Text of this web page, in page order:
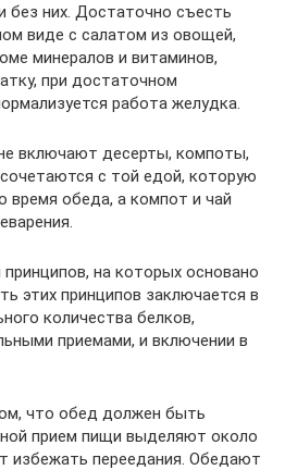
без них. Достаточно съесть
виде с салатом из овощей,
минералов и витаминов,
при достаточном
работа желудка.
включают десерты, компоты,
с той едой, которую
время обеда, а компот и чай
на которых основано
этих принципов заключается в
количества белков,
приемами, и включении в
что обед должен быть
прием пищи выделяют около
избежать переедания. Обедают